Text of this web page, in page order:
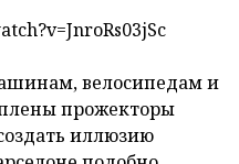
велосипедам и
прожекторы
иллюзию